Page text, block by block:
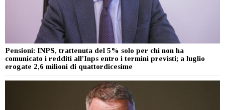
Pensioni: INPS, trattenuta del 5% solo per chi non ha
comunicato i redditi all’Inps entro i termini previsti; a luglio
erogate 2,6 milioni di quattordicesime